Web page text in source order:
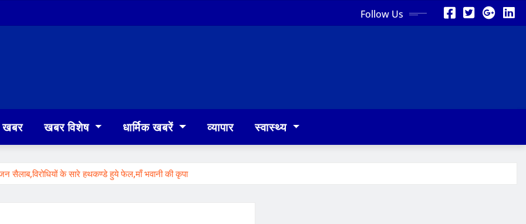
Follow Us
खबर खबर विशेष धार्मिक खबरें व्यापार स्वास्थ्य
सैलाब,विरोधियों के सारे हथकण्डे हुये फेल,माँ भवानी की कृपा